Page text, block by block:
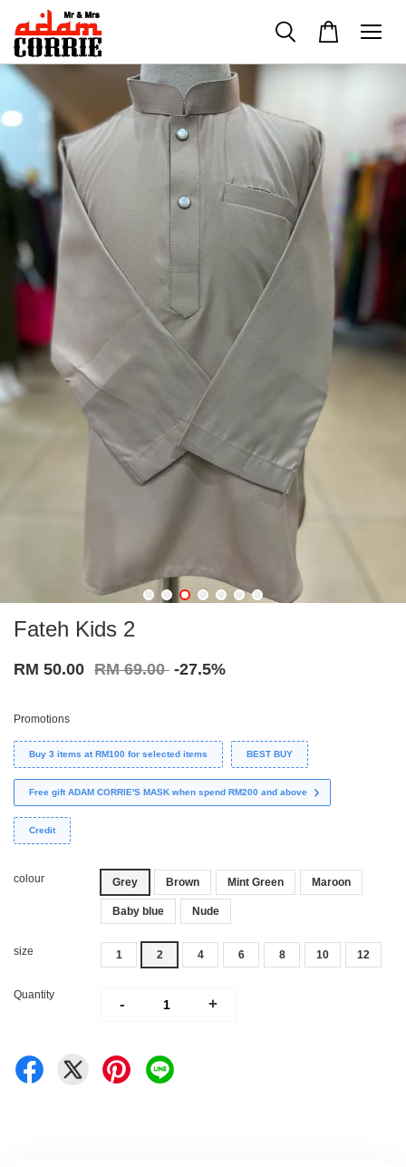
Fateh Kids 2
RM 50.00 RM 69.00 -27.5%
Promotions
Buy 3 items at RM100 for selected items BEST BUY
Free gift ADAM CORRIE'S MASK when spend RM200 and above
Credit
colour Grey Brown Mint Green Maroon
Baby blue Nude
size 1 2 4 6 8 10 12
Quantity
- +